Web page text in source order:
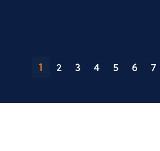
1 2 3 4 5 6 7